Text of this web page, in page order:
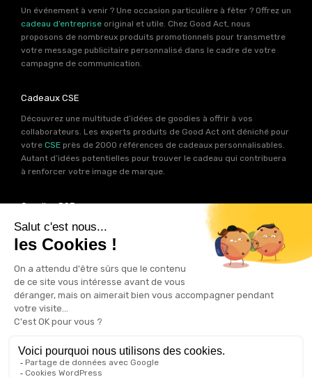
Un événement à venir ? Une occasion particulière à fêter ? Offrez un
cadeau d’entreprise original et utile. Chez Good Act, nous
proposons de nombreux produits promotionnels pour transmettre
votre message publicitaire personnalisé dans le cadre de votre
campagne de communication.
Cadeaux CSE
Découvrez une multitude d’idées de goodies à offrir à vos
collaborateurs. Les experts produits de Good Act ont déniché pour
votre CSE près de 2000 références de cadeaux personnalisables.
Autant d’idées potentielles pour trouver le cadeau qui contribuera
à renforcer votre image de marque.
Goodies RSE
Vous souhaitez communiquer en accord avec vos valeurs ? Ca
tombe bien ! Un grand nombre de produits présents sur Good Act
sont fabriqués en France et en Europe.
Notre sélection RSEvous
permet de trouver un goodies parfait pour votre campagne de
communication. Des produits fabriqués avec amour dans de
bonnes conditions et un impact limité sur la planête.